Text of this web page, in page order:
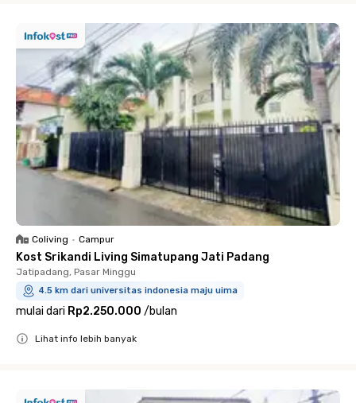
Coliving • Campur
Kost Srikandi Living Simatupang Jati Padang
Jatipadang, Pasar Minggu
4.5 km dari universitas indonesia maju uima
mulai dari Rp2.250.000 /bulan
Lihat info lebih banyak